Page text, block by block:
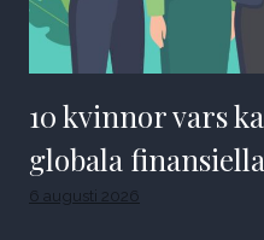
10 kvinnor vars
globala
6 augusti 2026